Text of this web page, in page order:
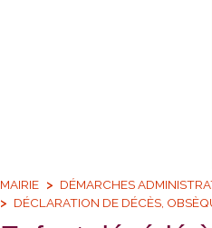
MAIRIE DÉMARCHES
DÉCLARATION DE DÉCÈS,